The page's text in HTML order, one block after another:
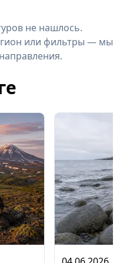
Экстрим
не нашлось.
или фильтры — мы